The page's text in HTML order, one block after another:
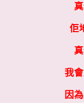
佢
我
因